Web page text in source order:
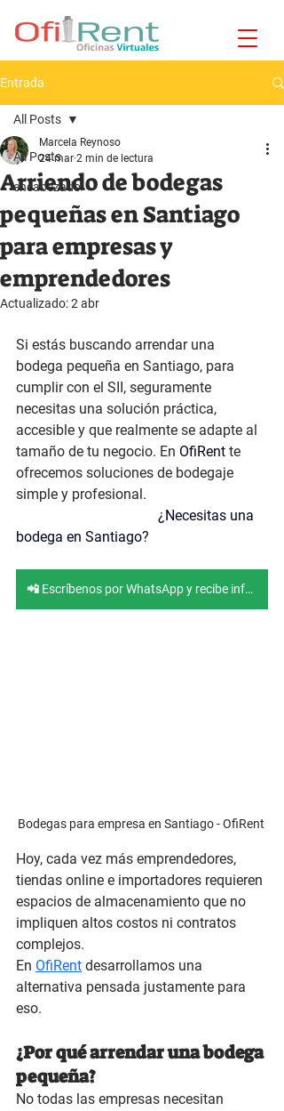
Entrada
All Posts
encabezado
All Posts
Arriendo de bodegas
pequeñas en Santiago
para empresas y
emprendedores
Marcela Reynoso
24 mar 2 min de lectura
Actualizado:2 abr
Si estás buscando arrendar una
bodega pequeña en Santiago, para
cumplir con el SII, seguramente
necesitas una solución práctica,
accesible y que realmente se adapte al
tamaño de tu negocio. En OfiRent te
ofrecemos soluciones de bodegaje
simple y profesional.
  ¿Necesitas una
bodega en Santiago?
📲 Escríbenos por WhatsApp y recibe información inmediata
Bodegas para empresa en Santiago - OfiRent
Hoy, cada vez más emprendedores,
tiendas online e importadores requieren
espacios de almacenamiento que no
impliquen altos costos ni contratos
complejos.
En OfiRent desarrollamos una
alternativa pensada justamente para
eso.
¿Por qué arrendar una bodega
pequeña?
No todas las empresas necesitan